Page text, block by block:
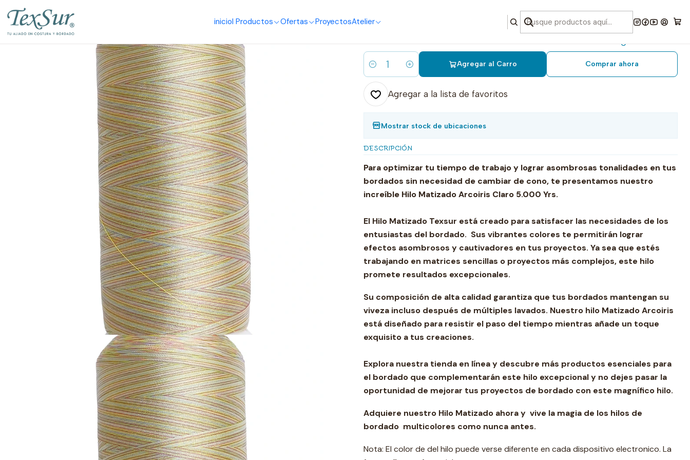
inicioI Productos Ofertas ProyectosAtelier
|
Hilo matizado arcoiris claro 5.000 yrs.
Cantidad
Agregar al Carro Comprar ahora
Agregar a la lista de favoritos
Mostrar stock de ubicaciones
DESCRIPCIÓN
Para optimizar tu tiempo de trabajo y lograr asombrosas tonalidades en tus
bordados sin necesidad de cambiar de cono, te presentamos nuestro
increíble Hilo Matizado Arcoiris Claro 5.000 Yrs.
El Hilo Matizado Texsur está creado para satisfacer las necesidades de los
entusiastas del bordado. Sus vibrantes colores te permitirán lograr
efectos asombrosos y cautivadores en tus proyectos. Ya sea que estés
trabajando en matrices sencillas o proyectos más complejos, este hilo
promete resultados excepcionales.
Su composición de alta calidad garantiza que tus bordados mantengan su
viveza incluso después de múltiples lavados. Nuestro hilo Matizado Arcoiris
está diseñado para resistir el paso del tiempo mientras añade un toque
exquisito a tus creaciones.
Explora nuestra tienda en línea y descubre más productos esenciales para
el bordado que complementarán este hilo excepcional y no dejes pasar la
oportunidad de mejorar tus proyectos de bordado con este magnífico hilo.
Adquiere nuestro Hilo Matizado ahora y vive la magia de los hilos de
bordado multicolores como nunca antes.
Nota: El color de del hilo puede verse diferente en cada dispositivo electronico. La